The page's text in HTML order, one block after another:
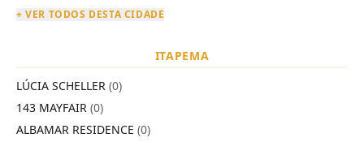
+ VER TODOS DESTA CIDADE
ITAPEMA
LÚCIA SCHELLER (0)
143 MAYFAIR (0)
ALBAMAR RESIDENCE (0)